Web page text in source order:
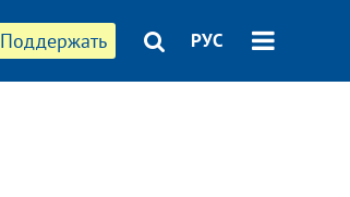
Поддержать РУС